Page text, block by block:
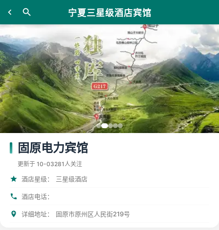
宁夏三星级酒店宾馆
固原电力宾馆
更新于 10-03281人关注
酒店星级： 三星级酒店
酒店电话：
详细地址： 固原市原州区人民街219号